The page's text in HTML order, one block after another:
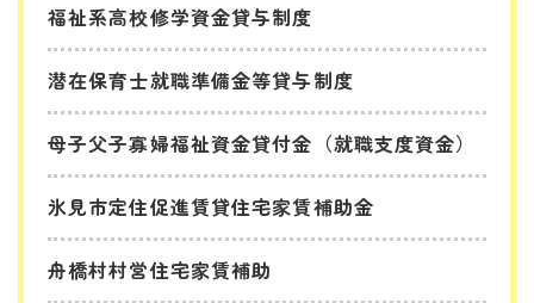
福祉系高校修学資金貸与制度
潜在保育士就職準備金等貸与制度
母子父子寡婦福祉資金貸付金（就職支度資金）
氷見市定住促進賃貸住宅家賃補助金
舟橋村村営住宅家賃補助